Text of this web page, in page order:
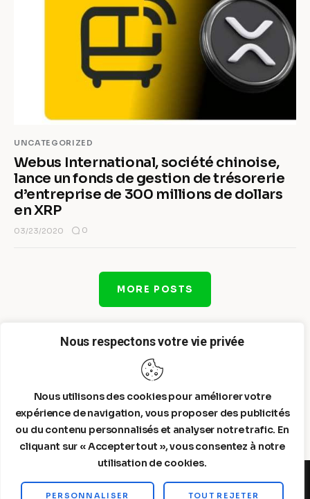
Nous respectons votre vie privée
Nous utilisons des cookies pour améliorer votre
expérience de navigation, vous proposer des publicités
ou du contenu personnalisés et analyser notre trafic. En
cliquant sur « Accepter tout », vous consentez à notre
utilisation de cookies.
PERSONNALISER TOUT REJETER
UNCATEGORIZED
Webus International, société chinoise,
lance un fonds de gestion de trésorerie
d’entreprise de 300 millions de dollars
en XRP
03/23/2020 0
MORE POSTS